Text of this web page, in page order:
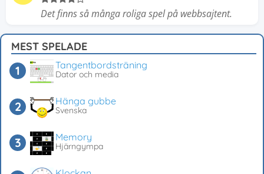
Det finns så många roliga spel på webbsajtent.
MEST SPELADE
Tangentbordsträning
Dator och media
Hänga gubbe
Svenska
Memory
Hjärngympa